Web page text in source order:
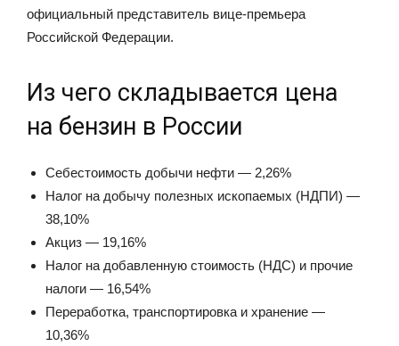
официальный представитель вице-премьера
Российской Федерации.
Из чего складывается цена
на бензин в России
Себестоимость добычи нефти — 2,26%
Налог на добычу полезных ископаемых (НДПИ) —
38,10%
Акциз — 19,16%
Налог на добавленную стоимость (НДС) и прочие
налоги — 16,54%
Переработка, транспортировка и хранение —
10,36%